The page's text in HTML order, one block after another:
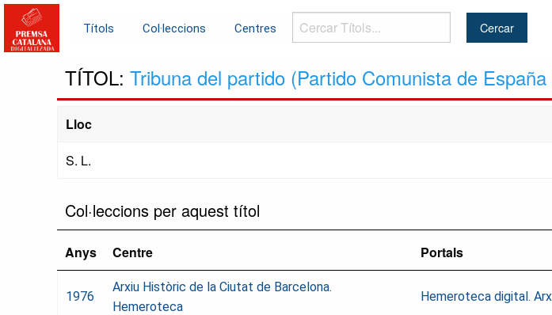
Títols Col·leccions Centres
Cercar
Títols...
TÍTOL: Tribuna del partido (Partido Comunista de
Lloc
S. L.
Col·leccions per aquest títol
Anys Centre Portals
1976
Arxiu Històric de la Ciutat de Barcelona.
Hemeroteca
Hemeroteca digital.